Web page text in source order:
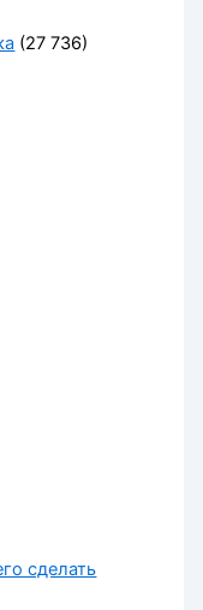
(27 736)
сделать